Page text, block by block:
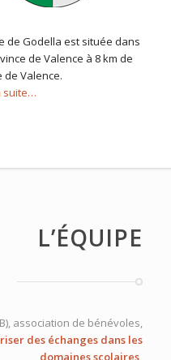
de Godella est située dans
de Valence à 8 km de
de Valence.
suite…
L’ÉQUIPE
association de bénévoles,
des échanges dans les
domaines scolaires,